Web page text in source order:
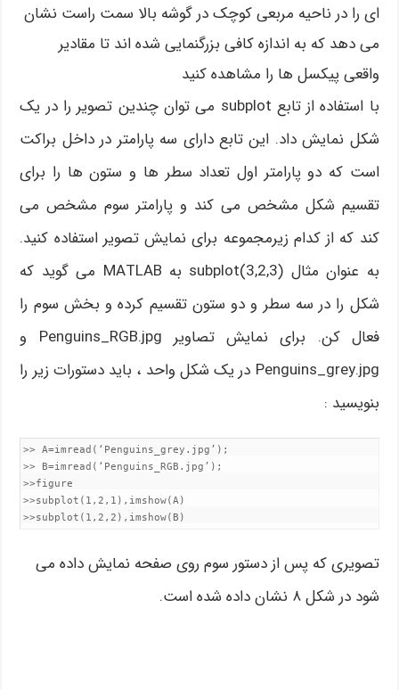
ای را در ناحیه مربعی کوچک در گوشه بالا سمت راست نشان
می دهد که به اندازه کافی بزرگنمایی شده اند تا مقادیر
واقعی پیکسل ها را مشاهده کنید
با استفاده از تابع subplot می توان چندین تصویر را در یک
شکل نمایش داد. این تابع دارای سه پارامتر در داخل براکت
است که دو پارامتر اول تعداد سطر ها و ستون ها را برای
تقسیم شکل مشخص می کند و پارامتر سوم مشخص می
کند که از کدام زیرمجموعه برای نمایش تصویر استفاده کنید.
به عنوان مثال subplot(3,2,3) به MATLAB می گوید که
شکل را در سه سطر و دو ستون تقسیم کرده و بخش سوم را
فعال کن. برای نمایش تصاویر Penguins_RGB.jpg و
Penguins_grey.jpg در یک شکل واحد ، باید دستورات زیر را
بنویسید :
>> A=imread(‘Penguins_grey.jpg’);
>> B=imread(‘Penguins_RGB.jpg’);
>>figure
>>subplot(1,2,1),imshow(A)
>>subplot(1,2,2),imshow(B)
تصویری که پس از دستور سوم روی صفحه نمایش داده می
شود در شکل ۸ نشان داده شده است.